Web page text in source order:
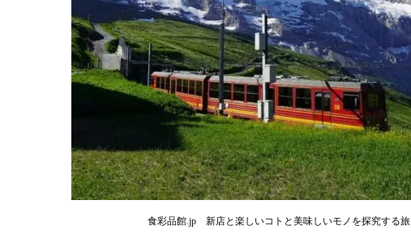
食彩品館.jp 新店と楽しいコトと美味しいモノを探究する旅